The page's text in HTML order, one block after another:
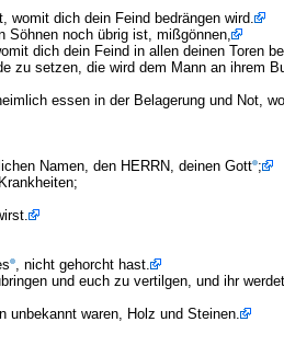
womit dich dein Feind bedrängen wird.
Söhnen noch übrig ist, mißgönnen,
dich dein Feind in allen deinen Toren
setzen, die wird dem Mann an ihrem
essen in der Belagerung und Not,
Namen, den HERRN, deinen Gott ;
, nicht gehorcht hast.
und euch zu vertilgen, und ihr
unbekannt waren, Holz und Steinen.